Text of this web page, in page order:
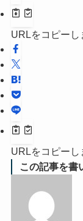
URLをコピーし
URLをコピーし
この記事を書